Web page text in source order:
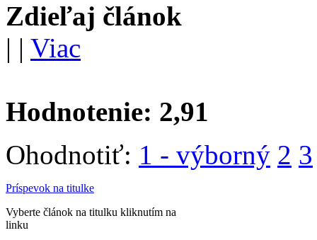
Zdieľaj článok
| | Viac
Hodnotenie: 2,91
Ohodnotiť: 1 - výborný 2 3
Príspevok na titulke
Vyberte článok na titulku kliknutím na
linku